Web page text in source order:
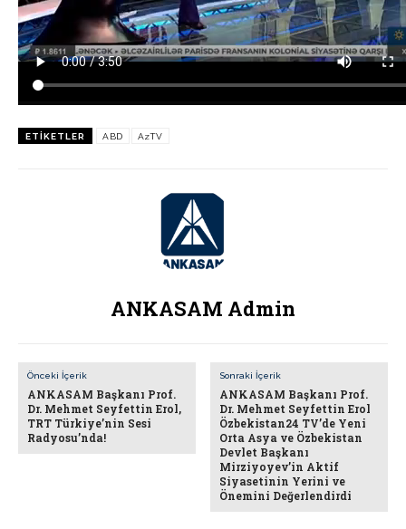
ETIKETLER ABD AzTV
ANKASAM Admin
Önceki İçerik
ANKASAM Başkanı Prof.
Dr. Mehmet Seyfettin Erol,
TRT Türkiye’nin Sesi
Radyosu’nda!
Sonraki İçerik
ANKASAM Başkanı Prof.
Dr. Mehmet Seyfettin Erol
Özbekistan24 TV’de Yeni
Orta Asya ve Özbekistan
Devlet Başkanı
Mirziyoyev’in Aktif
Siyasetinin Yerini ve
Önemini Değerlendirdi